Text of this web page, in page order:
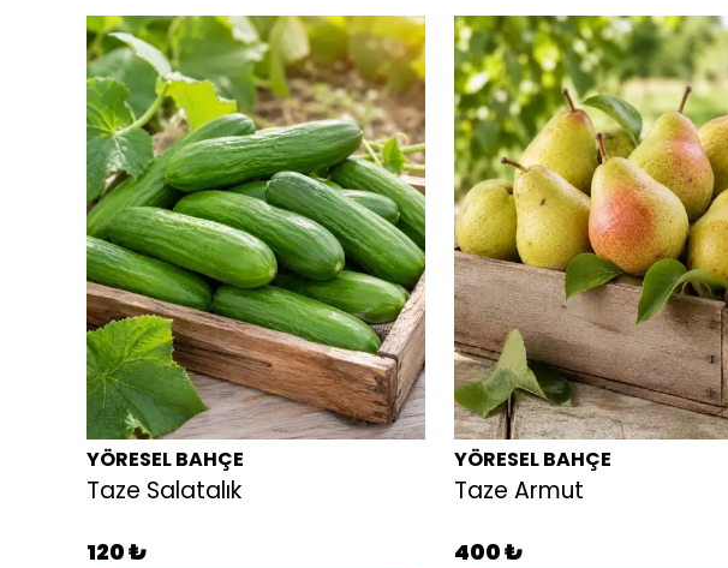
YÖRESEL BAHÇE
Taze Salatalık
120 ₺
YÖRESEL BAHÇE
Taze Armut
400 ₺